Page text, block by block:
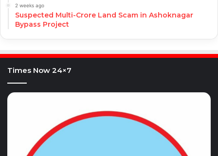
2 weeks ago
Suspected Multi-Crore Land Scam in Ashoknagar
Bypass Project
Times Now 24×7